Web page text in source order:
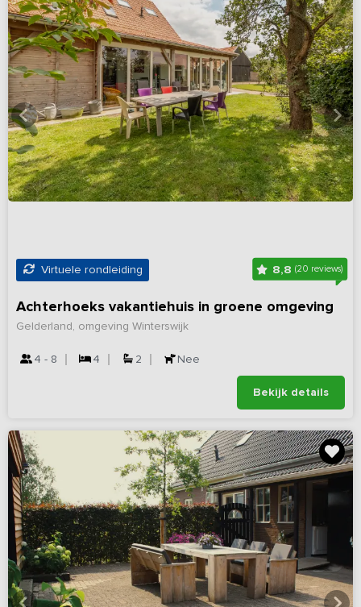
Virtuele rondleiding 8,8 (20 reviews)
Achterhoeks vakantiehuis in groene omgeving
Gelderland, omgeving Winterswijk
4 - 8 4 2 Nee
Bekijk details